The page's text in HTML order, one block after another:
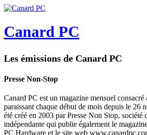
Canard PC
Les émissions de Canard PC
Presse Non-Stop
Canard PC est un magazine mensuel
paraissant chaque début de mois depuis le 26
été créé en 2003 par Presse Non Stop, société
indépendante qui publie également le
PC Hardware et le site web